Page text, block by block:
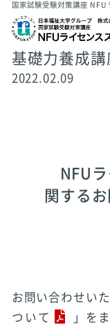
国家試験受験対策講座 NFU
基礎力養成
2022.02.09
NFU
関する
お問い合わせい
ついて
」を